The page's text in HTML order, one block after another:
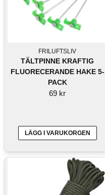
FRILUFTSLIV
TÄLTPINNE KRAFTIG
FLUORECERANDE HAKE 5-
PACK
69 kr
LÄGG I VARUKORGEN